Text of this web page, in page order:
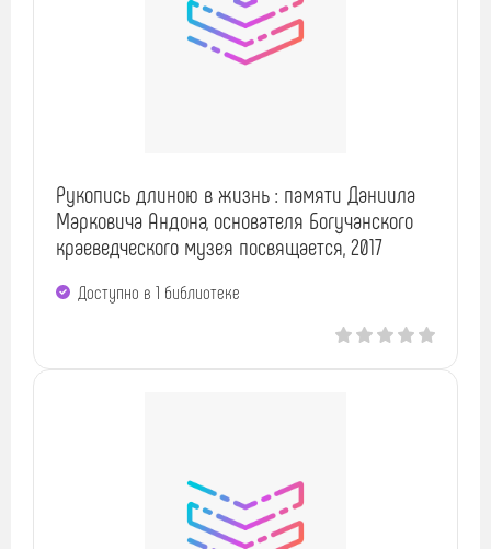
Рукопись длиною в жизнь : памяти Даниила
Марковича Андона, основателя Богучанского
краеведческого музея посвящается, 2017
Доступно в 1 библиотекe